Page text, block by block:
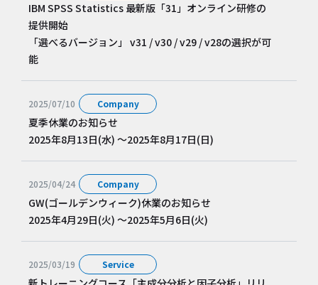
IBM SPSS Statistics 最新版「31」オンライン研修の
提供開始
「選べるバージョン」 v31 / v30 / v29 / v28の選択が可
能
2025/07/10 Company
夏季休業のお知らせ
2025年8月13日(水) ～2025年8月17日(日)
2025/04/24 Company
GW(ゴールデンウィーク)休業のお知らせ
2025年4月29日(火) ～2025年5月6日(火)
2025/03/19 Service